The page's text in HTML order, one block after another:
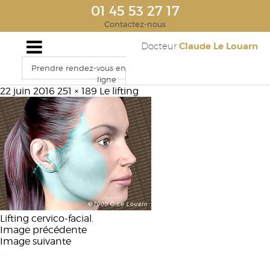
01 45 53 27 17
Contactez-nous
Docteur Claude Le Louarn
Prendre rendez-vous en
ligne
22 juin 2016 251 × 189 Le lifting
Lifting cervico-facial.
Image précédente
Image suivante